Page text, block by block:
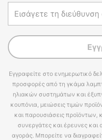
Εγγραφείτε στο ενημερωτικό
προσφορές από τη γκάμα
ηλιακών συστημάτων και
κουπόνια, μειώσεις τιμών
και παρουσιάσεις προϊόντων,
συνεργάτες και έρευνες και
αγοράς. Μπορείτε να